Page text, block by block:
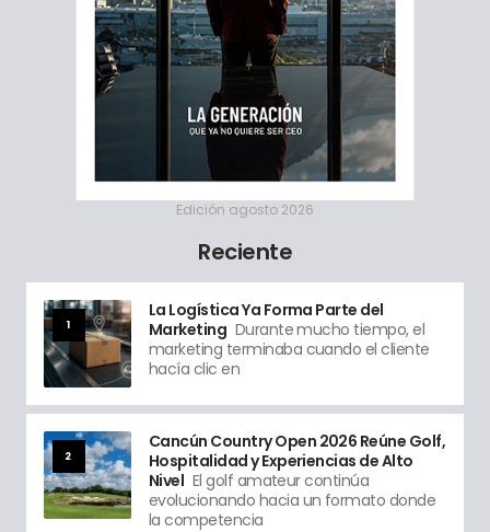
Edición agosto 2026
Reciente
1
La Logística Ya Forma Parte del
Marketing Durante mucho tiempo, el
marketing terminaba cuando el cliente
hacía clic en
2
Cancún Country Open 2026 Reúne Golf,
Hospitalidad y Experiencias de Alto
Nivel El golf amateur continúa
evolucionando hacia un formato donde
la competencia